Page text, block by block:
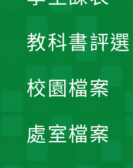
教科書評選
校園檔案
處室檔案